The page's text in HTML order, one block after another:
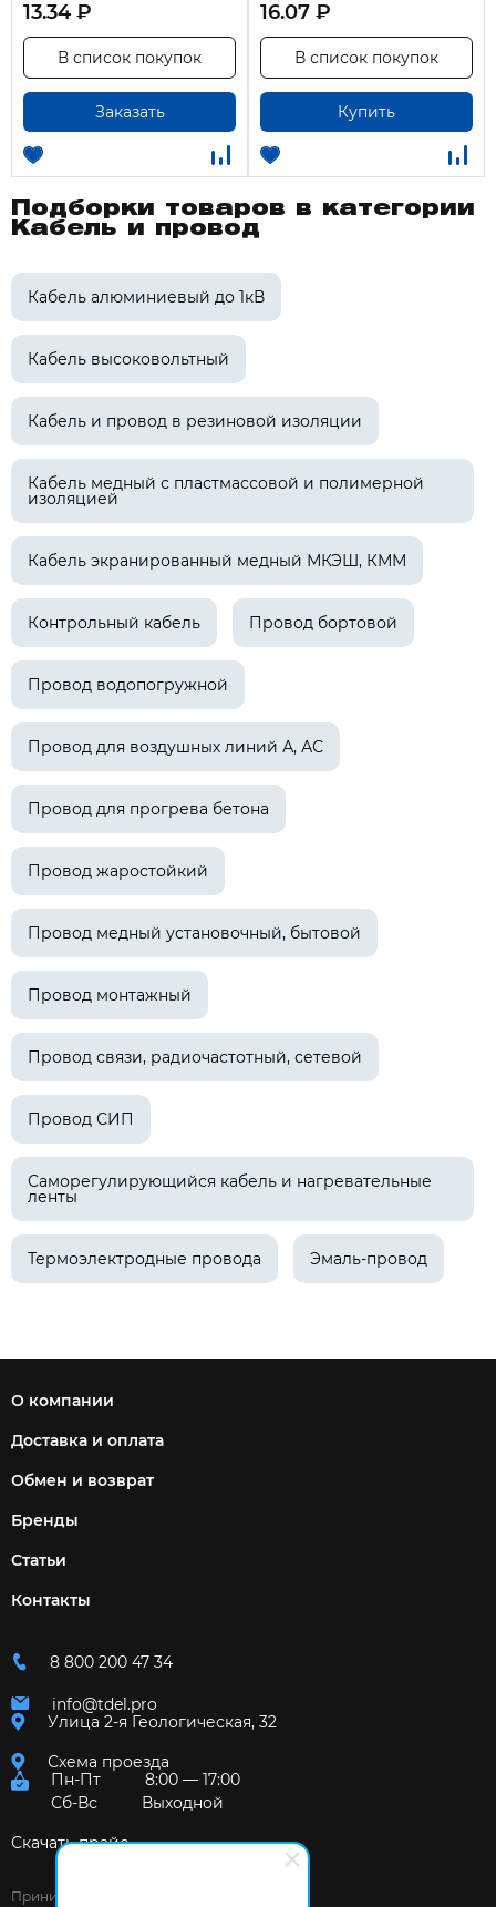
13.34 ₽
Заказать
В список покупок
16.07 ₽
Купить
В список покупок
Подборки товаров в категории
Кабель и провод
Кабель алюминиевый до 1кВ
Кабель высоковольтный
Кабель и провод в резиновой изоляции
Кабель медный с пластмассовой и полимерной
изоляцией
Кабель экранированный медный МКЭШ, КММ
Контрольный кабель Провод бортовой
Провод водопогружной
Провод для воздушных линий А, АС
Провод для прогрева бетона
Провод жаростойкий
Провод медный установочный, бытовой
Провод монтажный
Провод связи, радиочастотный, сетевой
Провод СИП
Саморегулирующийся кабель и нагревательные
ленты
Термоэлектродные провода Эмаль-провод
О компании
Доставка и оплата
Обмен и возврат
Бренды
Статьи
Контакты
8 800 200 47 34
info@tdel.pro
Улица 2-я Геологическая, 32
Схема проезда
Пн-Пт
8:00 — 17:00
Сб-Вс
Выходной
Скачать прайс
Принимаем к оплате: